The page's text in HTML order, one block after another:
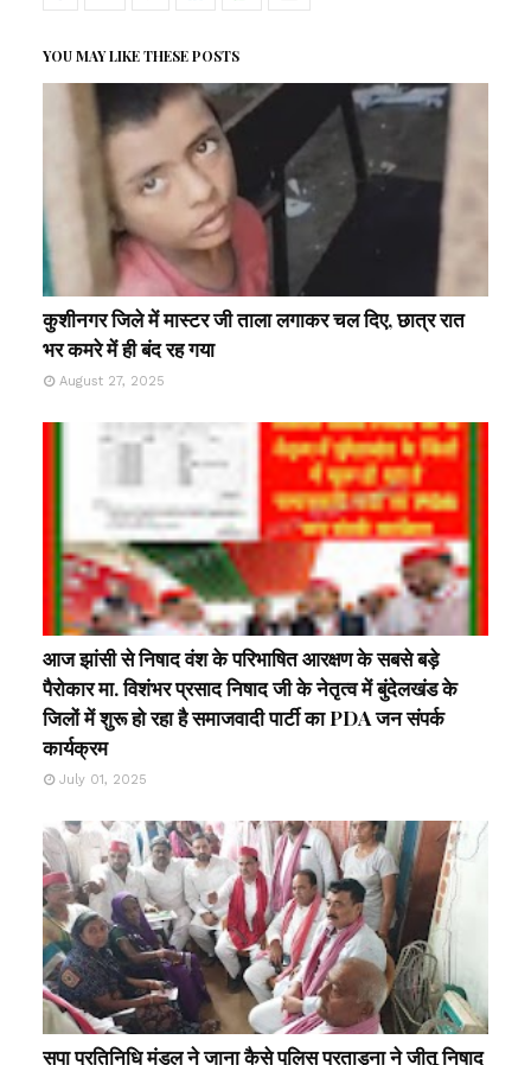
YOU MAY LIKE THESE POSTS
कुशीनगर जिले में मास्टर जी ताला लगाकर चल दिए, छात्र रात
भर कमरे में ही बंद रह गया
August 27, 2025
आज झांसी से निषाद वंश के परिभाषित आरक्षण के सबसे बड़े
पैरोकार मा. विशंभर प्रसाद निषाद जी के नेतृत्व में बुंदेलखंड के
जिलों में शुरू हो रहा है समाजवादी पार्टी का PDA जन संपर्क
कार्यक्रम
July 01, 2025
सपा प्रतिनिधि मंडल ने जाना कैसे पुलिस प्रताड़ना ने जीतू निषाद